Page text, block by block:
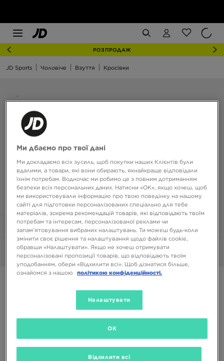
РОЗПРОДАЖ
JD Sports Чоловіче Взуття Кросівки
Фото 360°
Чорний
Ми дбаємо про твої дані
Ми докладаємо всіх зусиль, щоб покупки наших Клієнтів були
вдалими, а товари, які вони обирають, якнайкраще відповідали
їхнім потребам. Водночас ми робимо це з повним дотриманням
безпеки всіх персональних даних. Натисни «OK», якщо хочеш, щоб
ми використовували інформацію про твою поведінку на нашому
сайті для підготовки персоналізованих спеціально для тебе
матеріалів, зокрема рекомендацій товарів, які відповідають твоїм
потребам та інтересам, персоналізованої реклами чи
запам’ятовування вибраних налаштувань. Ти можеш будь-коли
змінити своє рішення та налаштування щодо файлів cookie,
обравши «Налаштувати». Якщо не хочеш отримувати
персоналізовані пропозиції товарів, що відповідають твоїм
уподобанням, обери «Відхилити всі». Щоб дізнатися більше,
ознайомся з нашою
політикою конфіденційності.
Налаштувати
Відхилити всі
OK